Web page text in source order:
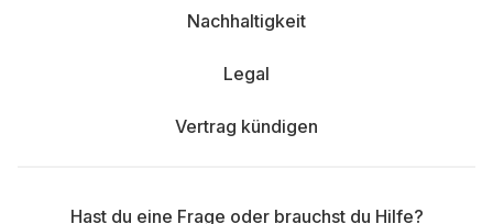
Nachhaltigkeit
Legal
Vertrag kündigen
Hast du eine Frage oder brauchst du Hilfe?